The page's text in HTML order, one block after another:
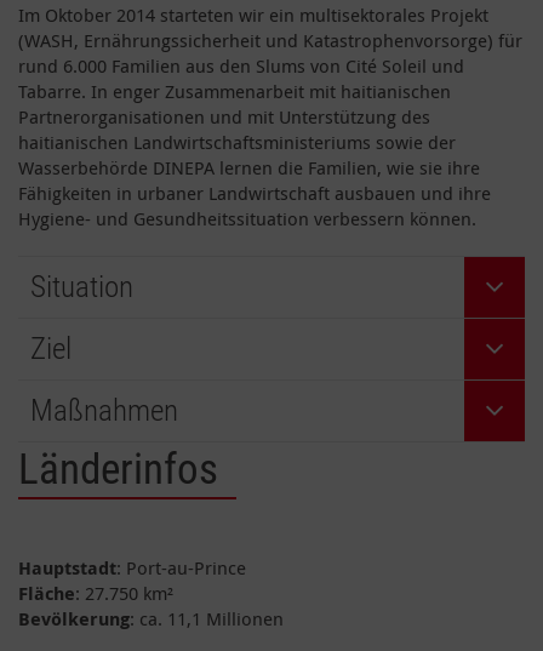
Im Oktober 2014 starteten wir ein multisektorales Projekt
(WASH, Ernährungssicherheit und Katastrophenvorsorge) für
rund 6.000 Familien aus den Slums von Cité Soleil und
Tabarre. In enger Zusammenarbeit mit haitianischen
Partnerorganisationen und mit Unterstützung des
haitianischen Landwirtschaftsministeriums sowie der
Wasserbehörde DINEPA lernen die Familien, wie sie ihre
Fähigkeiten in urbaner Landwirtschaft ausbauen und ihre
Hygiene- und Gesundheitssituation verbessern können.
Situation
Ziel
Maßnahmen
Länderinfos
Hauptstadt: Port-au-Prince
Fläche: 27.750 km²
Bevölkerung: ca. 11,1 Millionen